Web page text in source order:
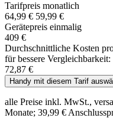
Tarifpreis monatlich
64,99 € 59,99 €
Gerätepreis einmalig
409 €
Durchschnittliche Kosten
für bessere Vergleichbarkeit:
72,87 €
Handy mit diesem Tarif
alle Preise inkl. MwSt.,
Monate; 39,99 €